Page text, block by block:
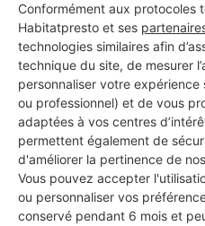
Conformément aux protocoles
Habitatpresto et ses
technologies similaires afin
technique du site, de mesurer
personnaliser votre
ou professionnel) et de vous
adaptées à vos centres
permettent également de
d'améliorer la pertinence de
Vous pouvez accepter
ou personnaliser vos
conservé pendant 6 mois et
Vous souhaitez réaliser des
choisir ? Demandez des devis
professionnels